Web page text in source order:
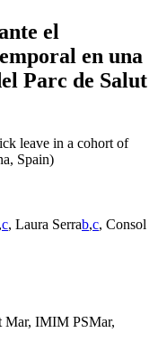
el
en una
Parc de Salut
leave in a cohort of
Spain)
,c, Laura Serrab,c, Consol
Mar, IMIM PSMar,